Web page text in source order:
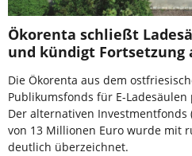
Ökorenta schließt
und kündigt Fortsetzung
Die Ökorenta aus dem
Publikumsfonds für E-
Der alternativen Investmentfonds
von 13 Millionen Euro wurde mit
deutlich überzeichnet.